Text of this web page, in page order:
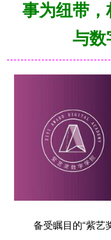
事为纽带
与数
备受瞩目的“紫艺